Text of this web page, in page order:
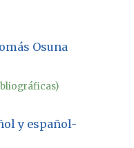
Osuna
y español-